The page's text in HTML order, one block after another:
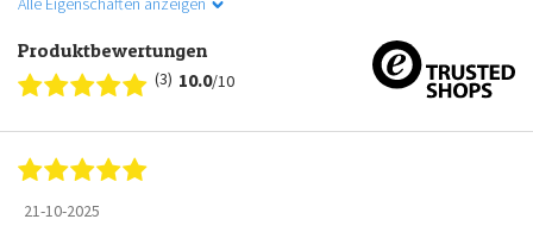
Produktbewertungen
(3) 10.0/10
21-10-2025